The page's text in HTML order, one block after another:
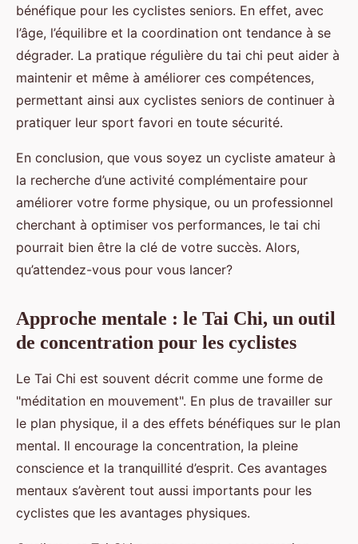
bénéfique pour les cyclistes seniors. En effet, avec
l’âge, l’équilibre et la coordination ont tendance à se
dégrader. La pratique régulière du tai chi peut aider à
maintenir et même à améliorer ces compétences,
permettant ainsi aux cyclistes seniors de continuer à
pratiquer leur sport favori en toute sécurité.
En conclusion, que vous soyez un cycliste amateur à
la recherche d’une activité complémentaire pour
améliorer votre forme physique, ou un professionnel
cherchant à optimiser vos performances, le tai chi
pourrait bien être la clé de votre succès. Alors,
qu’attendez-vous pour vous lancer?
Approche mentale : le Tai Chi, un outil
de concentration pour les cyclistes
Le Tai Chi est souvent décrit comme une forme de
"méditation en mouvement". En plus de travailler sur
le plan physique, il a des effets bénéfiques sur le plan
mental. Il encourage la concentration, la pleine
conscience et la tranquillité d’esprit. Ces avantages
mentaux s’avèrent tout aussi importants pour les
cyclistes que les avantages physiques.